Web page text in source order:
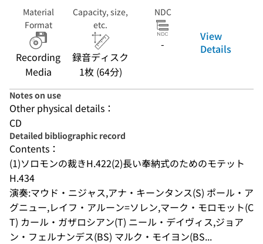
Material
Format
Recording
Media
Capacity, size,
etc.
録音ディスク
1枚 (64分)
NDC
-
View
Details
Notes on use
Other physical details：
CD
Detailed bibliographic record
Contents：
(1)ソロモンの裁きH.422(2)長い奉納式のためのモテット
H.434
演奏:マウド・ニジャス,アナ・キーンタンス(S) ポール・ア
グニュー,レイフ・アルーン=ソレン,マーク・モロモット(C
T) カール・ガザロシアン(T) ニール・デイヴィス,ジョア
ン・フェルナンデス(BS) マルク・モイヨン(BS...